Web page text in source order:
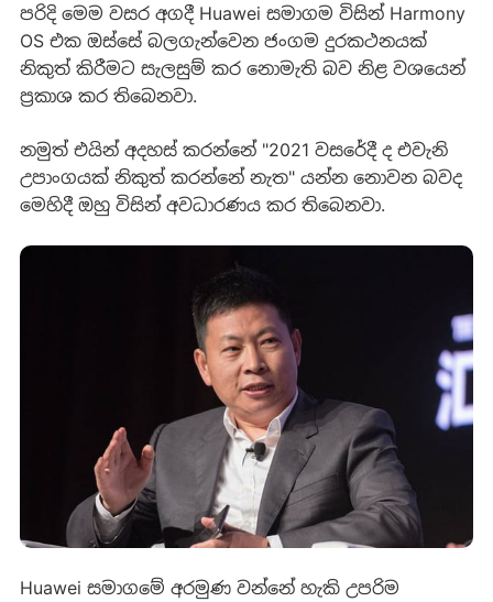
පරිදි මෙම වසර අගදී Huawei සමාගම විසින් Harmony
OS එක ඔස්සේ බලගැන්වෙන ජංගම දුරකථනයක්
නිකුත් කිරීමට සැලසුම් කර නොමැති බව නිළ වශයෙන්
ප්‍රකාශ කර තිබෙනවා.
නමුත් එයින් අදහස් කරන්නේ "2021 වසරේදී ද එවැනි
උපාංගයක් නිකුත් කරන්නේ නැත" යන්න නොවන බවද
මෙහිදී ඔහු විසින් අවධාරණය කර තිබෙනවා.
Huawei සමාගමේ අරමුණ වන්නේ හැකි උපරිම